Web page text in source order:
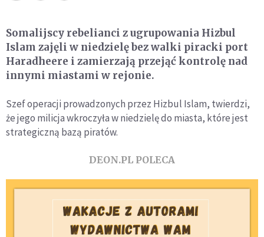
Somalijscy rebelianci z ugrupowania Hizbul
Islam zajęli w niedzielę bez walki piracki port
Haradheere i zamierzają przejąć kontrolę nad
innymi miastami w rejonie.
Szef operacji prowadzonych przez Hizbul Islam, twierdzi,
że jego milicja wkroczyła w niedzielę do miasta, które jest
strategiczną bazą piratów.
DEON.PL POLECA